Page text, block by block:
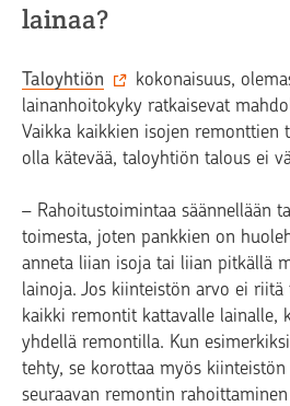
lainaa?
Taloyhtiön
kokonaisuus,
lainanhoitokyky ratkaisevat
Vaikka kaikkien isojen remonttien
olla kätevää, taloyhtiön talous ei
– Rahoitustoimintaa säännellään
toimesta, joten pankkien on
anneta liian isoja tai liian pitkällä
lainoja. Jos kiinteistön arvo ei
kaikki remontit kattavalle lainalle,
yhdellä remontilla. Kun
tehty, se korottaa myös
seuraavan remontin